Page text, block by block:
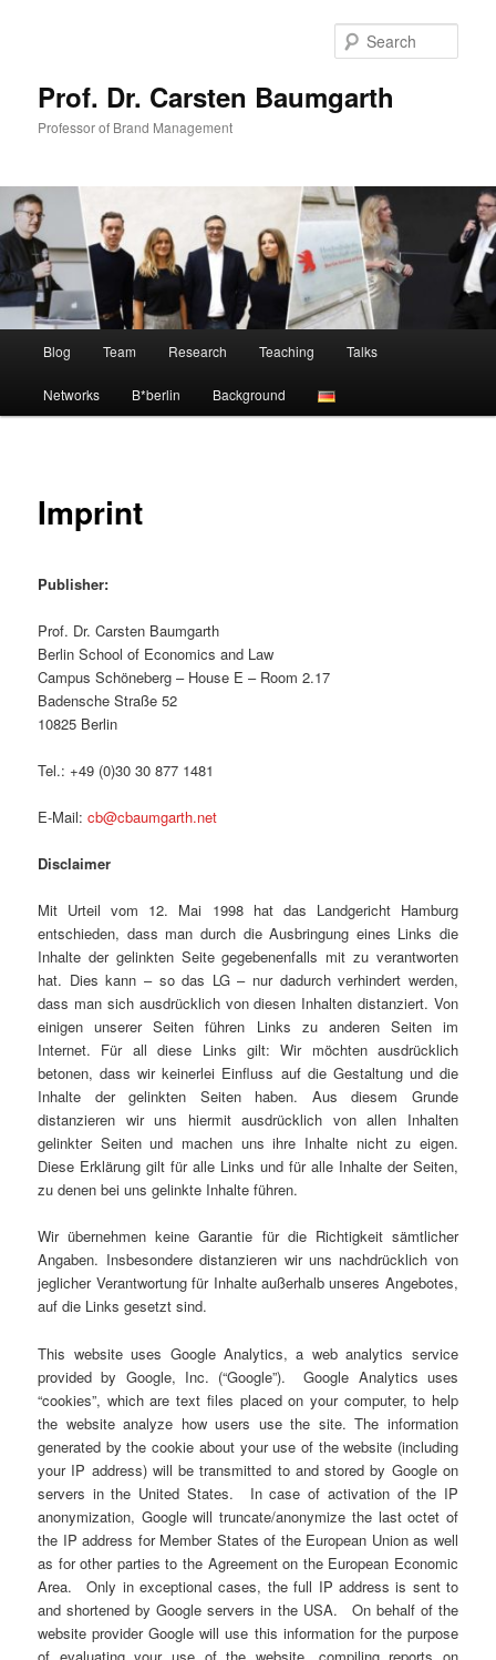
Prof. Dr. Carsten Baumgarth
Professor of Brand Management
Blog Team Research Teaching Talks
Networks B*berlin Background
Imprint
Publisher:
Prof. Dr. Carsten Baumgarth
Berlin School of Economics and Law
Campus Schöneberg – House E – Room 2.17
Badensche Straße 52
10825 Berlin
Tel.: +49 (0)30 30 877 1481
E-Mail:cb@cbaumgarth.net
Disclaimer
Mit Urteil vom 12. Mai 1998 hat das Landgericht Hamburg
entschieden, dass man durch die Ausbringung eines Links die
Inhalte der gelinkten Seite gegebenenfalls mit zu verantworten
hat. Dies kann – so das LG – nur dadurch verhindert werden,
dass man sich ausdrücklich von diesen Inhalten distanziert. Von
einigen unserer Seiten führen Links zu anderen Seiten im
Internet. Für all diese Links gilt: Wir möchten ausdrücklich
betonen, dass wir keinerlei Einfluss auf die Gestaltung und die
Inhalte der gelinkten Seiten haben. Aus diesem Grunde
distanzieren wir uns hiermit ausdrücklich von allen Inhalten
gelinkter Seiten und machen uns ihre Inhalte nicht zu eigen.
Diese Erklärung gilt für alle Links und für alle Inhalte der Seiten,
zu denen bei uns gelinkte Inhalte führen.
Wir übernehmen keine Garantie für die Richtigkeit sämtlicher
Angaben. Insbesondere distanzieren wir uns nachdrücklich von
jeglicher Verantwortung für Inhalte außerhalb unseres Angebotes,
auf die Links gesetzt sind.
This website uses Google Analytics, a web analytics service
provided by Google, Inc. (“Google”). Google Analytics uses
“cookies”, which are text files placed on your computer, to help
the website analyze how users use the site. The information
generated by the cookie about your use of the website (including
your IP address) will be transmitted to and stored by Google on
servers in the United States. In case of activation of the IP
anonymization, Google will truncate/anonymize the last octet of
the IP address for Member States of the European Union as well
as for other parties to the Agreement on the European Economic
Area. Only in exceptional cases, the full IP address is sent to
and shortened by Google servers in the USA. On behalf of the
website provider Google will use this information for the purpose
of evaluating your use of the website, compiling reports on